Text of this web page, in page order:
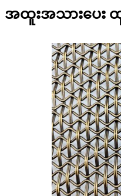
အထူးအသားပေး